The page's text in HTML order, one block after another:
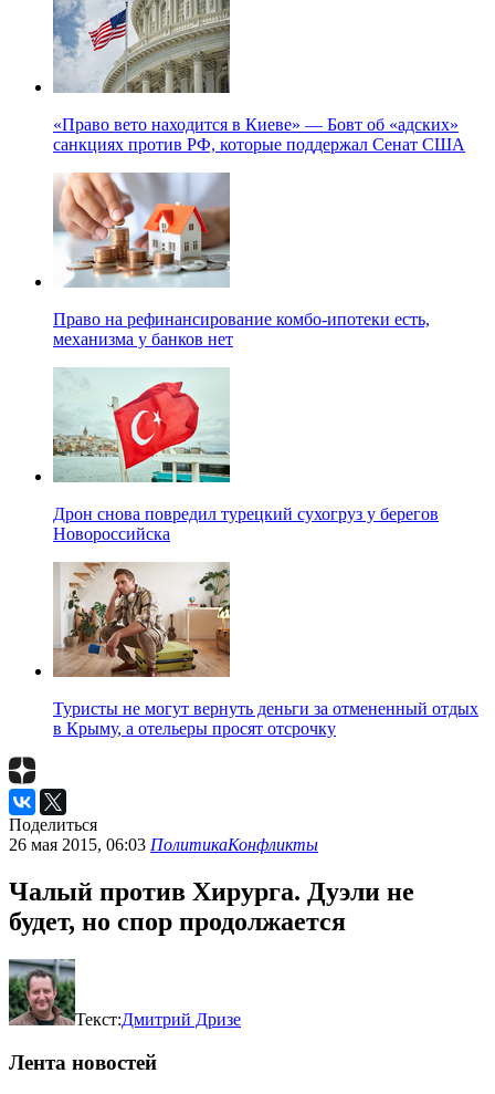
«Право вето находится в Киеве» — Бовт об «адских»
санкциях против РФ, которые поддержал Сенат США
Право на рефинансирование комбо-ипотеки есть,
механизма у банков нет
Дрон снова повредил турецкий сухогруз у берегов
Новороссийска
Туристы не могут вернуть деньги за отмененный отдых
в Крыму, а отельеры просят отсрочку
Поделиться
26 мая 2015, 06:03 ПолитикаКонфликты
Чалый против Хирурга. Дуэли не
будет, но спор продолжается
Текст:Дмитрий Дризе
Лента новостей